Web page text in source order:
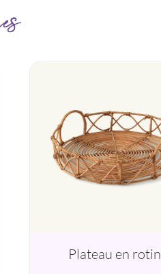
Plateau en rotin